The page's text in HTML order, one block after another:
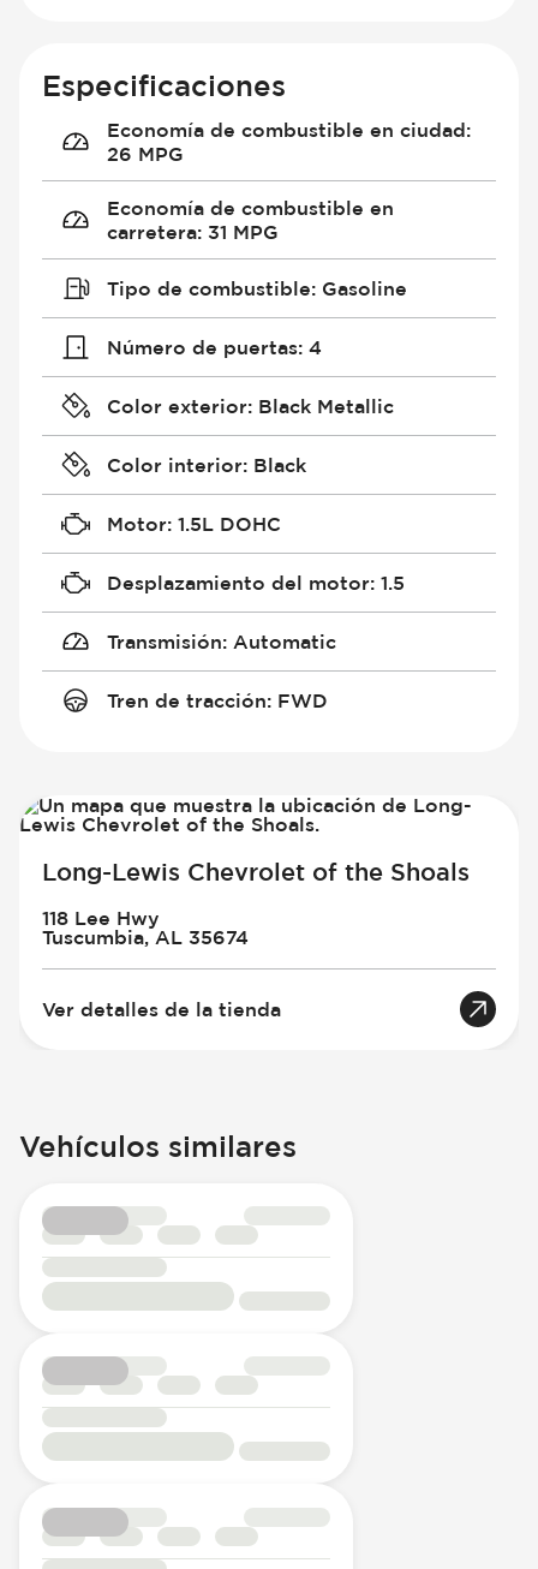
Especificaciones
Economía de combustible en ciudad:
26 MPG
Economía de combustible en
carretera: 31 MPG
Tipo de combustible: Gasoline
Número de puertas: 4
Color exterior: Black Metallic
Color interior: Black
Motor: 1.5L DOHC
Desplazamiento del motor: 1.5
Transmisión: Automatic
Tren de tracción: FWD
Long-Lewis Chevrolet of the Shoals
118 Lee Hwy
Tuscumbia, AL 35674
Ver detalles de la tienda
Vehículos similares